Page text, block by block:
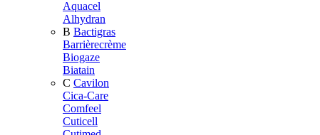
Aquacel
Alhydran
B Bactigras
Barrièrecrème
Biogaze
Biatain
C Cavilon
Cica-Care
Comfeel
Cuticell